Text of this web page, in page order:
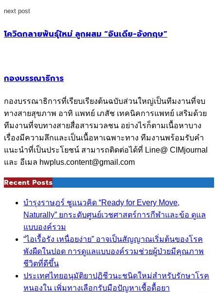
next post
โควิดกลายพันธุ์ใหม่ ลูกผสม “อินเดีย-อังกฤษ”
กองบรรณาธิการ
กองบรรณาธิการที่เรียบเรียงต้นฉบับส่วนใหญ่เป็นทีมงานที่จบ
ทางสายสุขภาพ อาทิ แพทย์ เภสัช เทคนิคการแพทย์ เสริมด้วย
ทีมงานที่จบทางสายสื่อสารมวลชน อย่างไรก็ตามเนื้อหาบาง
เรื่องมีความลึกและเป็นเนื้อหาเฉพาะทาง ทีมงานพร้อมรับคำ
แนะนำที่เป็นประโยชน์ สามารถติดต่อได้ที่ Line@ CIMjournal
และ อีเมล hwplus.content@gmail.com
Recent Posts
บำรุงราษฎร์ ชูแนวคิด “Ready for Every Move,
Naturally” ยกระดับศูนย์เวชศาสตร์การกีฬาและข้อ ดูแล
แบบองค์รวม
“ไอเรื้อรัง เหนื่อยง่าย” อาจเป็นสัญญาณเริ่มต้นของโรค
พังผืดในปอด การดูแลแบบองค์รวมช่วยผู้ป่วยมีคุณภาพ
ชีวิตที่ดีขึ้น
ประเทศไทยอนุมัติยาปฏิชีวนะชนิดใหม่สำหรับรักษาโรค
หนองใน เพิ่มทางเลือกรับมือปัญหาเชื้อดื้อยา